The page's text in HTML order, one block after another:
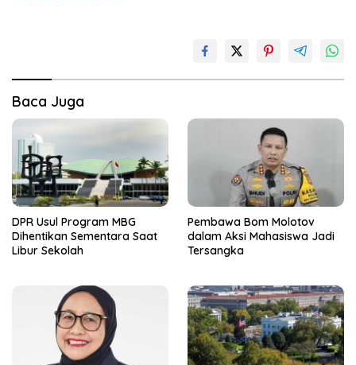
Baca Juga
DPR Usul Program MBG
Dihentikan Sementara Saat
Libur Sekolah
Pembawa Bom Molotov
dalam Aksi Mahasiswa Jadi
Tersangka